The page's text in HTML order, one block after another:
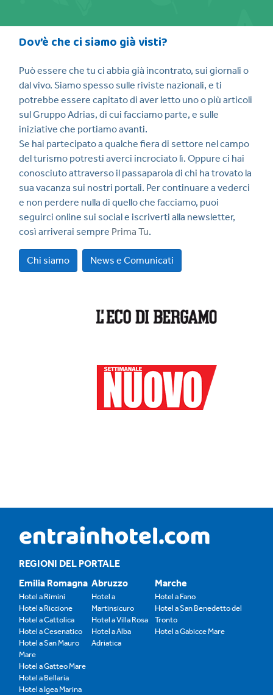
Dov’è che ci siamo già visti?
Può essere che tu ci abbia già incontrato, sui giornali o
dal vivo. Siamo spesso sulle riviste nazionali, e ti
potrebbe essere capitato di aver letto uno o più articoli
sul Gruppo Adrias, di cui facciamo parte, e sulle
iniziative che portiamo avanti.
Se hai partecipato a qualche fiera di settore nel campo
del turismo potresti averci incrociato lì. Oppure ci hai
conosciuto attraverso il passaparola di chi ha trovato la
sua vacanza sui nostri portali. Per continuare a vederci
e non perdere nulla di quello che facciamo, puoi
seguirci online sui social e iscriverti alla newsletter,
così arriverai sempre Prima Tu.
Chi siamo News e Comunicati
REGIONI DEL PORTALE
Emilia Romagna
Hotel a Rimini
Hotel a Riccione
Hotel a Cattolica
Hotel a Cesenatico
Hotel a San Mauro
Mare
Hotel a Gatteo Mare
Hotel a Bellaria
Hotel a Igea Marina
Abruzzo
Hotel a
Martinsicuro
Hotel a Villa Rosa
Hotel a Alba
Adriatica
Marche
Hotel a Fano
Hotel a San Benedetto del
Tronto
Hotel a Gabicce Mare